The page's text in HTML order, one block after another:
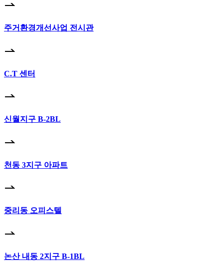
주거환경개선사업 전시관
C.T 센터
신월지구 B-2BL
천동 3지구 아파트
중리동 오피스텔
논산 내동 2지구 B-1BL